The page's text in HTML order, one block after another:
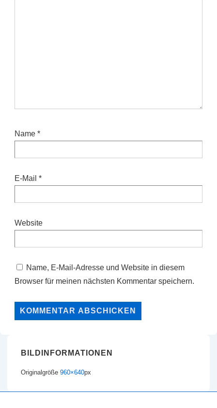
Name *
E-Mail *
Website
Name, E-Mail-Adresse und Website in diesem
Browser für meinen nächsten Kommentar speichern.
BILDINFORMATIONEN
Originalgröße 960×640px